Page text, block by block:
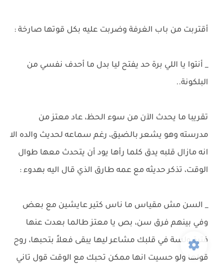
أقتربت من باب الغرفة وضربت عليه بكل قوتها صارخة :
_ أنتوا يا اللي برة حد يفتح ليا بدل ما أحدف نفسي من
البلكونة..
تقريبا ما يحدث الآن من سوء الحظ، عاد معتز من
مدرسته وهو يشعر بالضيق، رغم سماعه لحديث والده الا
انه مازال قلبه يدق كلما رأها يود أن يتحدث معها طوال
الوقت، تذكر حديثه مع عمه طارق الذي قال اليه بهدوء :
_ السن مش مقياس ما ناس كتير عايشين مع بعض
وفي بينهم فرق سن، بص يا معتز طالما بعدت عنها
فترة ولسة في قلبك مشاعر ليها يبقى فعلاً بتحبها، روح
قولها ولو حسيت انها ممكن تحبك مع الوقت قول تاني